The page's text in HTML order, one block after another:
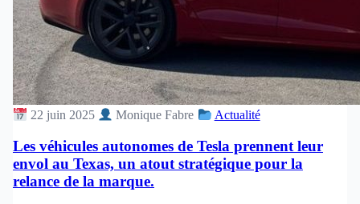
22 juin 2025 Monique Fabre Actualité
Les véhicules autonomes de Tesla prennent leur
envol au Texas, un atout stratégique pour la
relance de la marque.